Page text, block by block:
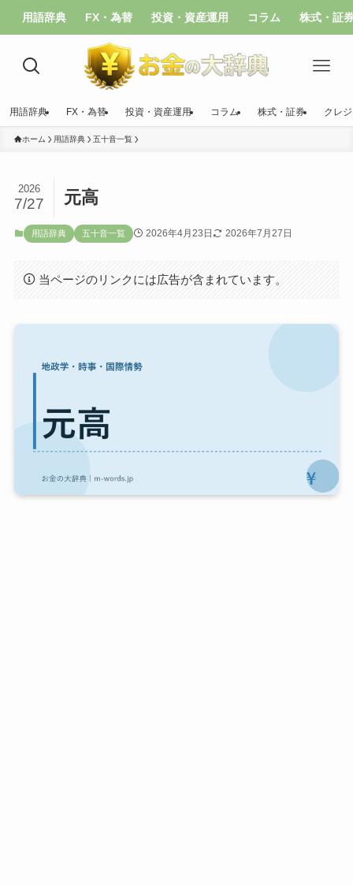
用語辞典 FX・為替 投資・資産運用 コラム 株式・証
用語辞典 FX・為替 投資・資産運用 コラム 株式・証券 クレ
ホーム 用語辞典 五十音一覧
元高
2026
7/27
用語辞典 五十音一覧 2026年4月23日 2026年7月27日
当ページのリンクには広告が含まれています。